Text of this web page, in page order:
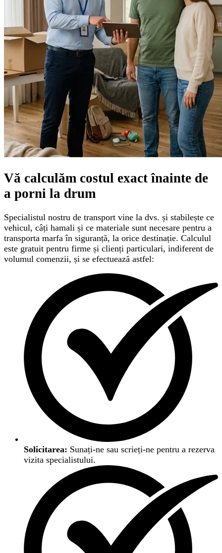
Vă calculăm costul exact înainte de
a porni la drum
Specialistul nostru de transport vine la dvs. și stabilește ce
vehicul, câți hamali și ce materiale sunt necesare pentru a
transporta marfa în siguranță, la orice destinație. Calculul
este gratuit pentru firme și clienți particulari, indiferent de
volumul comenzii, și se efectuează astfel:
Solicitarea: Sunați-ne sau scrieți-ne pentru a rezerva
vizita specialistului.